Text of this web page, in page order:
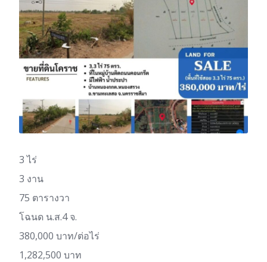
3 ไร่
3 งาน
75 ตารางวา
โฉนด น.ส.4 จ.
380,000 บาท/ต่อไร่
1,282,500 บาท